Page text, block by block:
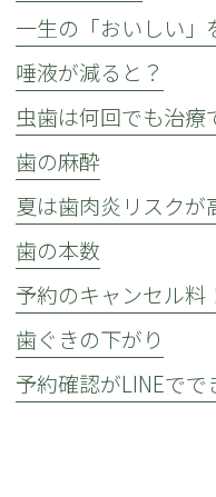
一生の「おいしい」
唾液が減ると？
虫歯は何回でも治療
歯の麻酔
夏は歯肉炎リスクが
歯の本数
予約のキャンセル料
歯ぐきの下がり
予約確認がLINEで